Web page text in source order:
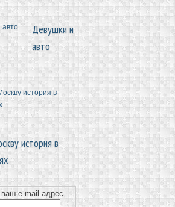
Девушки и
авто
история в
e-mail адрес